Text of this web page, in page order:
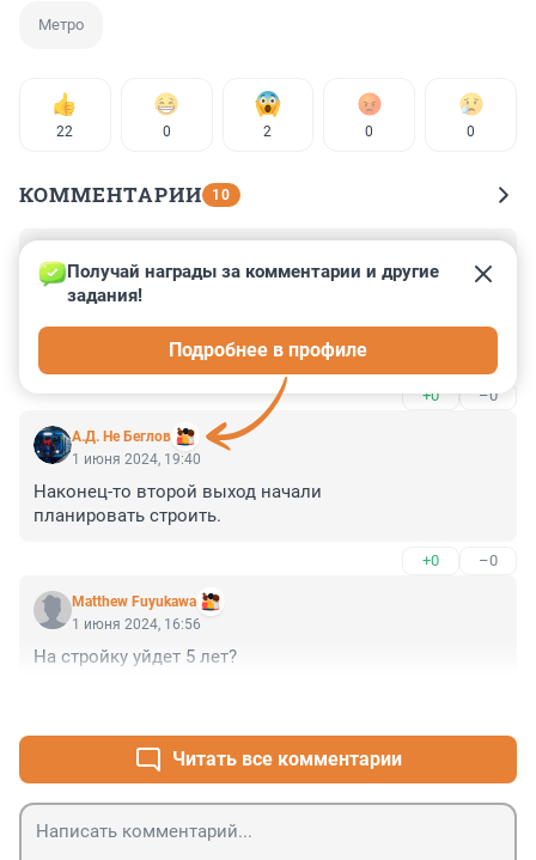
Метро
22 0 2 0 0
КОММЕНТАРИИ 10
27 ноября 2024, 09:52
Ну да, построить второй за мостом это «супер идея»!
Нет, чтобы траволатор пустить куда-нибудь в сторону
Морского фасада.
Красавцы.
И еще 10 лет на стройку. Как с Горным
+0 –0
А.Д. Не Беглов
Получай награды за комментарии и другие
задания!
Подробнее в профиле
1 июня 2024, 19:40
Наконец-то второй выход начали
планировать строить.
+0 –0
Matthew Fuyukawa
1 июня 2024, 16:56
На стройку уйдет 5 лет?
Читать все комментарии